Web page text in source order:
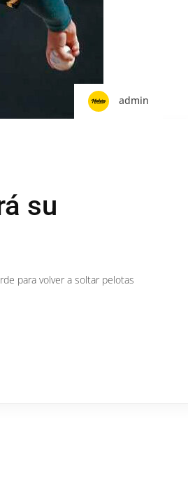
admin
su
para volver a soltar pelotas